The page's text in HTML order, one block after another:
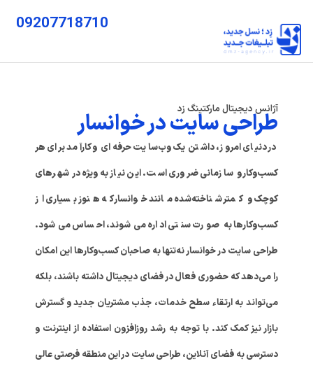
09207718710
آژانس دیجیتال مارکتینگ زد
طراحی سایت در خوانسار
در دنیای امروز، داشتن یک وب‌سایت حرفه‌ای و کارآمد برای هر
کسب‌وکار و سازمانی ضروری است. این نیاز به‌ویژه در شهرهای
کوچک و کمتر شناخته‌شده مانند خوانسار که هنوز بسیاری از
کسب‌وکارها به صورت سنتی اداره می‌شوند، احساس می‌شود.
طراحی سایت در خوانسار نه‌تنها به صاحبان کسب‌وکارها این امکان
را می‌دهد که حضوری فعال در فضای دیجیتال داشته باشند، بلکه
می‌تواند به ارتقاء سطح خدمات، جذب مشتریان جدید و گسترش
بازار نیز کمک کند. با توجه به رشد روزافزون استفاده از اینترنت و
دسترسی به فضای آنلاین، طراحی سایت در این منطقه فرصتی عالی